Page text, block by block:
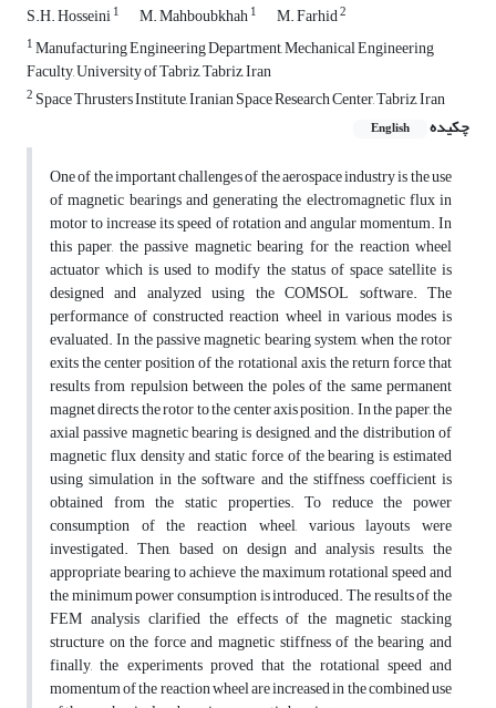
S.H. Hosseini1 M. Mahboubkhah1 M. Farhid2
1Manufacturing Engineering Department, Mechanical Engineering
Faculty, University of Tabriz, Tabriz, Iran
2 Space Thrusters Institute, Iranian Space Research Center, Tabriz, Iran
چکیده
English
One of the important challenges of the aerospace industry is the use
of magnetic bearings and generating the electromagnetic flux in
motor to increase its speed of rotation and angular momentum. In
this paper, the passive magnetic bearing for the reaction wheel
actuator which is used to modify the status of space satellite is
designed and analyzed using the COMSOL software. The
performance of constructed reaction wheel in various modes is
evaluated. In the passive magnetic bearing system, when the rotor
exits the center position of the rotational axis, the return force that
results from repulsion between the poles of the same permanent
magnet directs the rotor to the center axis position. In the paper, the
axial passive magnetic bearing is designed, and the distribution of
magnetic flux density and static force of the bearing is estimated
using simulation in the software and the stiffness coefficient is
obtained from the static properties. To reduce the power
consumption of the reaction wheel, various layouts were
investigated. Then, based on design and analysis results, the
appropriate bearing to achieve the maximum rotational speed and
the minimum power consumption is introduced. The results of the
FEM analysis clarified the effects of the magnetic stacking
structure on the force and magnetic stiffness of the bearing and
finally, the experiments proved that the rotational speed and
momentum of the reaction wheel are increased in the combined use